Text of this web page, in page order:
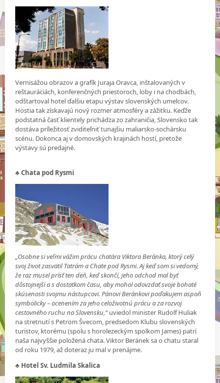
Vernisážou obrazov a grafík Juraja Oravca, inštalovaných v
reštauráciách, konferenčných priestoroch, loby i na chodbách,
odštartoval hotel ďalšiu etapu výstav slovenských umelcov.
Hostia tak získavajú nový rozmer atmosféry a zážitku. Keďže
podstatná časť klientely prichádza zo zahraničia, Slovensko tak
dostáva príležitosť zviditeľniť tunajšiu maliarsko-sochársku
scénu. Dokonca aj v domovských krajinách hostí, pretože
výstavy sú predajné.
♣ Chata pod Rysmi
„Osobne si veľmi vážim prácu chatára Viktora Beránka, ktorý celý
svoj život zasvätil Tatrám a Chate pod Rysmi. Aj keď som si vedomý,
že raz musel prísť ten deň, keď skončí, jeho odchod mal byť
dôstojnejší a s dostatkom času, aby mohol odovzdať svoje bohaté
skúsenosti svojmu nástupcovi. Pánovi Beránkovi poďakujem aspoň
symbolicky – ocenením za jeho celoživotnú prácu a za rozvoj
cestovného ruchu na Slovensku,“uviedol minister Rudolf Huliak
na stretnutí s Petrom Švecom, predsedom Klubu slovenských
turistov, ktorému (spolu s horolezeckým spolkom James) patrí
naša najvyššie položená chata. Viktor Beránek sa o chatu staral
od roku 1979, až doteraz ju mal v prenájme.
♣ Hotel Sv. Ludmila Skalica